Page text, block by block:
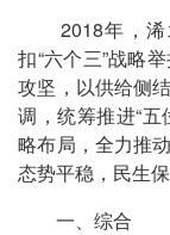
2018年，浠
扣“六个三”战略
攻坚，以供给侧
调，统筹推进“五
略布局，全力推
态势平稳，民生保
一、综合